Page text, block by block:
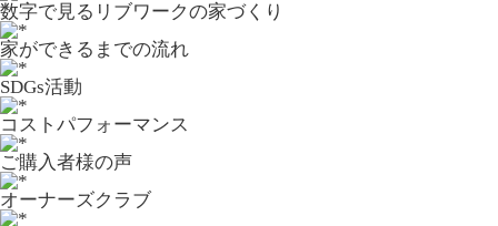
数字で⾒るリブワークの家づくり
家ができるまでの流れ
SDGs活動
コストパフォーマンス
ご購入者様の声
オーナーズクラブ